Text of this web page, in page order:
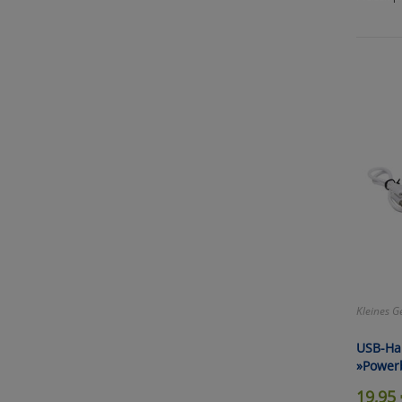
Kleines
USB-
19,95